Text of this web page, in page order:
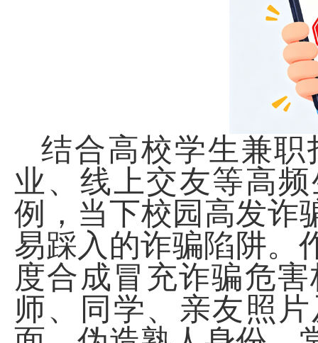
结合高校学生兼
业、线上交友等高
例，当下校园高发诈
易踩入的诈骗陷阱。
度合成冒充诈骗危
师、同学、亲友照